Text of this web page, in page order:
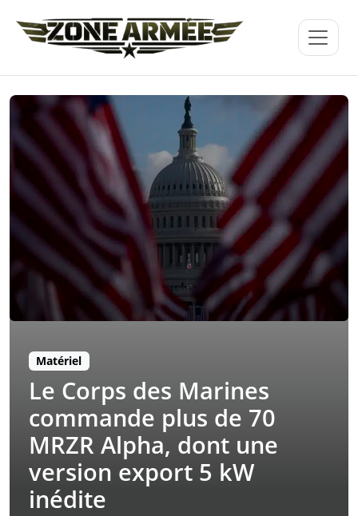
Matériel
Le Corps des Marines
commande plus de 70
MRZR Alpha, dont une
version export 5 kW
inédite